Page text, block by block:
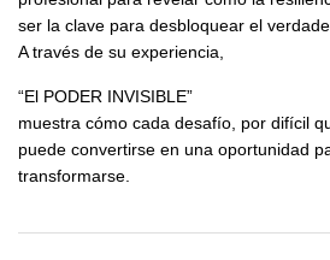
ser la clave para desbloquear el
A través de su experiencia,
“El PODER INVISIBLE”
muestra cómo cada desafío, por difícil
puede convertirse en una oportunidad
transformarse.